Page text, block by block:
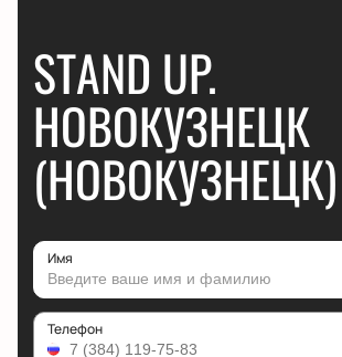
STAND UP.
НОВОКУЗНЕЦК
(НОВОКУЗНЕЦК)
Имя
Телефон